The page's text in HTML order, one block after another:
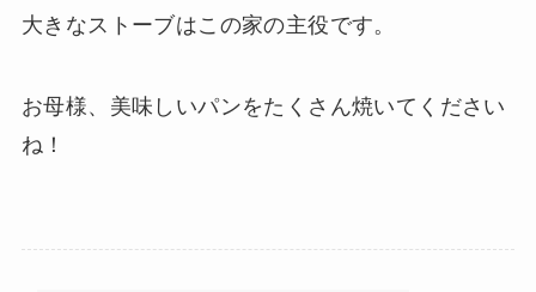
大きなストーブはこの家の主役です。
お母様、美味しいパンをたくさん焼いてください
ね！